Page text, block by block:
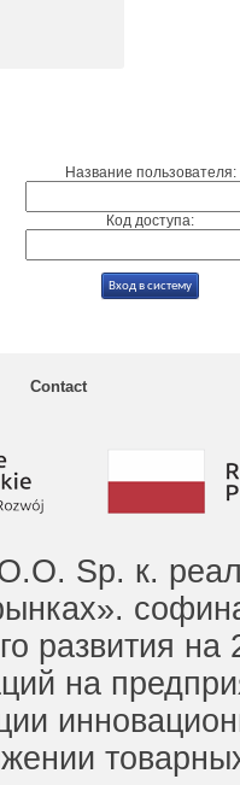
Название пользователя:
Код доступа:
Contact
Sp. к.
развития
на